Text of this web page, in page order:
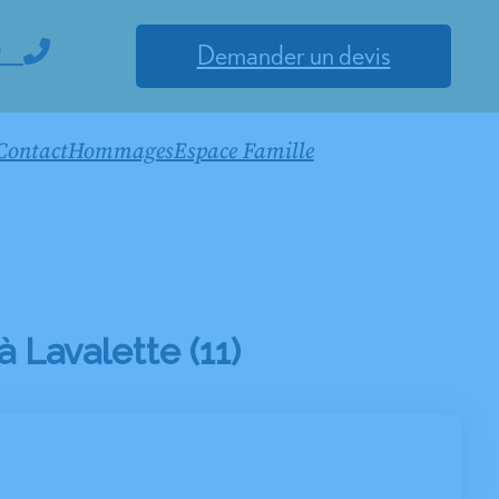
Demander un devis
HommagesEspace Famille
Lavalette (11)